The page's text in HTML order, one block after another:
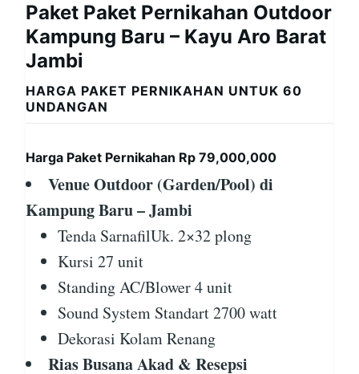
Paket Paket Pernikahan Outdoor
Kampung Baru – Kayu Aro Barat
Jambi
HARGA PAKET PERNIKAHAN UNTUK 60
UNDANGAN
Harga Paket Pernikahan Rp 79,000,000
Venue Outdoor (Garden/Pool) di
Kampung Baru – Jambi
Tenda SarnafilUk. 2×32 plong
Kursi 27 unit
Standing AC/Blower 4 unit
Sound System Standart 2700 watt
Dekorasi Kolam Renang
Rias Busana Akad & Resepsi